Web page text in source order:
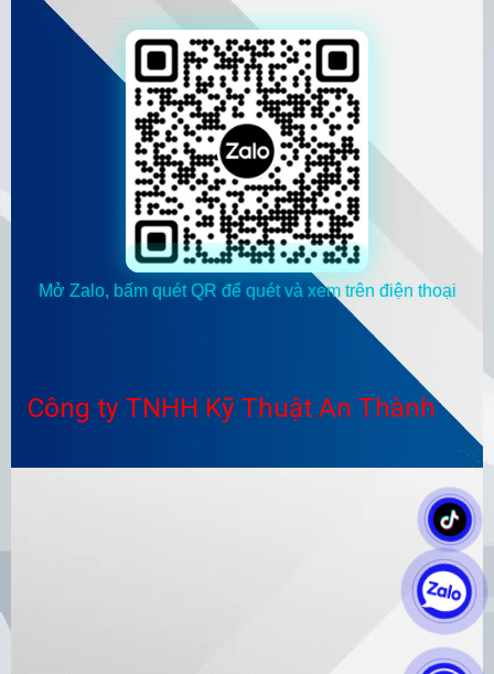
Mở Zalo, bấm quét QR để quét và xem trên điện thoại
Công ty TNHH Kỹ Thuật An Thành